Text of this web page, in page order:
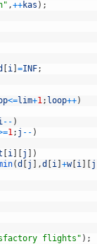
,++kas ) ;
i =INF;
<=lim+1; loop++)
-- )
1; j -- )
i j
)
(d j ,d i +w[ i j
flights" ) ;